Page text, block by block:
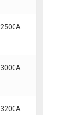
2500A
3000A
3200A